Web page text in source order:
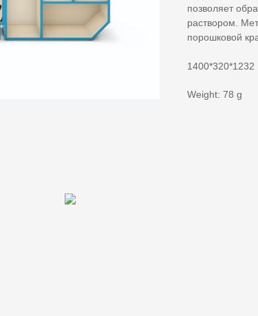
позволяет
раствором.
порошковой
1400*320*1232
Weight: 78 g